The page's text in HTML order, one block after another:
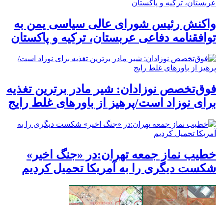
واکنش رئیس شورای عالی سیاسی یمن به
توافقنامه دفاعی عربستان، ترکیه و پاکستان
فوق‌تخصص نوزادان: شیر مادر برترین تغذیه
برای نوزاد است/پرهیز از باورهای غلط رایج
خطیب نماز جمعه تهران:در «جنگ اخیر»
شکست دیگری را به آمریکا تحمیل کردیم